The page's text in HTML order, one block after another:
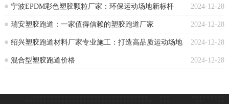
2024-12-28
宁波EPDM彩色塑胶颗粒厂家：环保运动场地新标杆
2024-12-28
瑞安塑胶跑道：一家值得信赖的塑胶跑道厂家
2024-12-28
绍兴塑胶跑道材料厂家专业施工：打造高品质运动场地
2024-12-28
混合型塑胶跑道价格